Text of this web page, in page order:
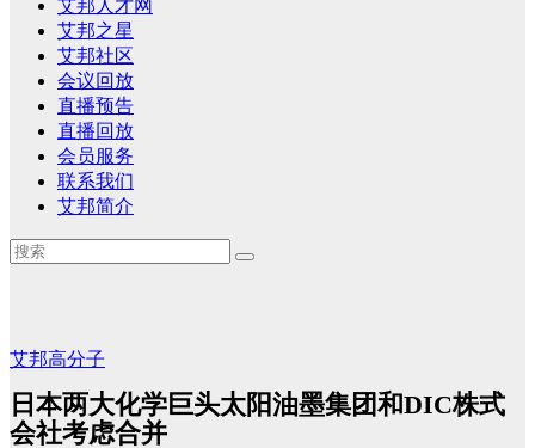
艾邦人才网
艾邦之星
艾邦社区
会议回放
直播预告
直播回放
会员服务
联系我们
艾邦简介
艾邦高分子
日本两大化学巨头太阳油墨集团和DIC株式
会社考虑合并